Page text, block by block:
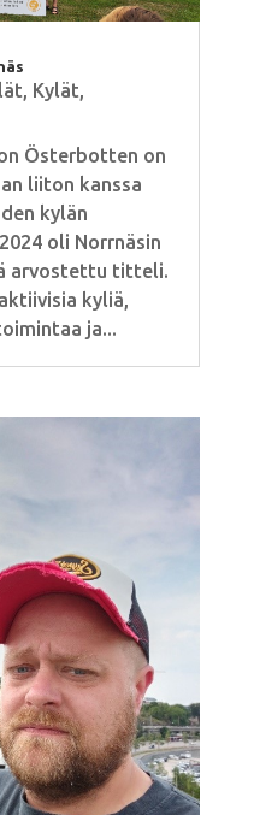
, Kylät,
Österbotten on
liiton kanssa
kylän
oli Norrnäsin
arvostettu titteli.
kyliä,
ja...